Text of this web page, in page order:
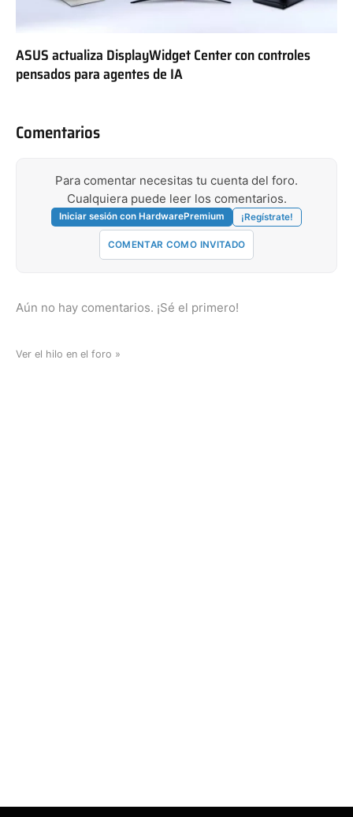
ASUS actualiza DisplayWidget Center con controles
pensados para agentes de IA
Comentarios
Para comentar necesitas tu cuenta del foro.
Cualquiera puede leer los comentarios.
Iniciar sesión con HardwarePremium ¡Regístrate!
COMENTAR COMO INVITADO
Aún no hay comentarios. ¡Sé el primero!
Ver el hilo en el foro »